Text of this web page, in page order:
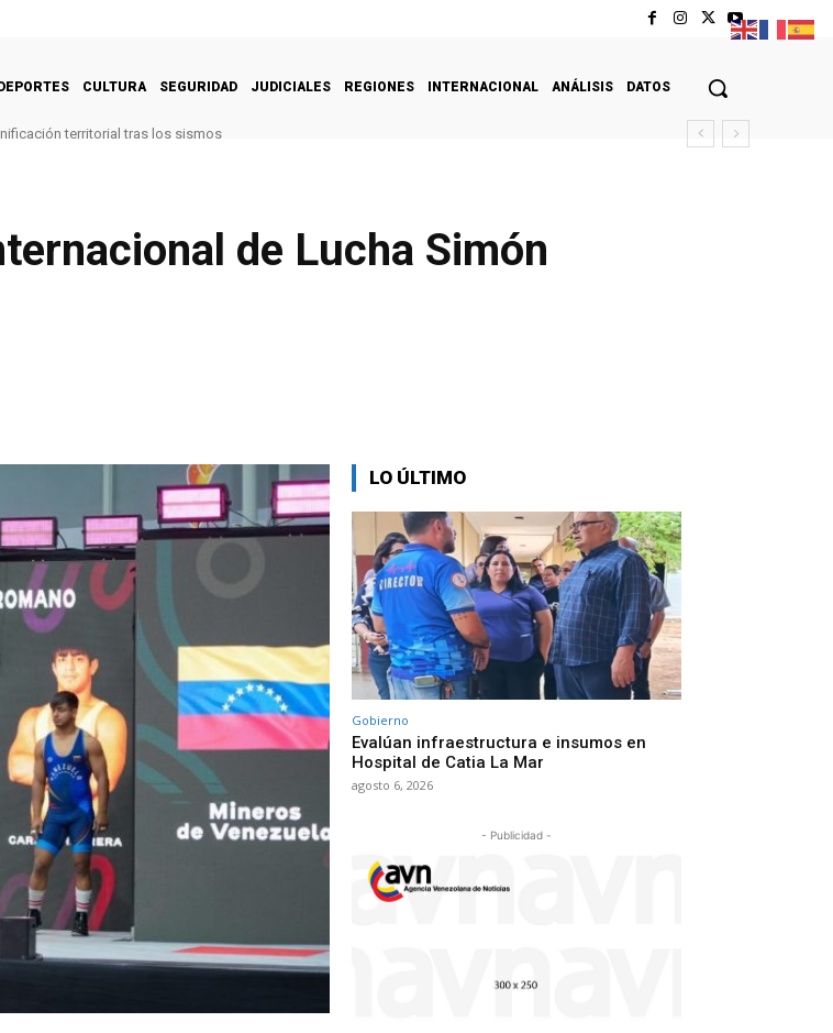
CULTURA SEGURIDAD JUDICIALES REGIONES INTERNACIONAL ANÁLISIS DATOS
territorial tras los sismos
de Lucha Simón
LO ÚLTIMO
Gobierno
Evalúan infraestructura e insumos en
Hospital de Catia La Mar
agosto 6, 2026
- Publicidad -